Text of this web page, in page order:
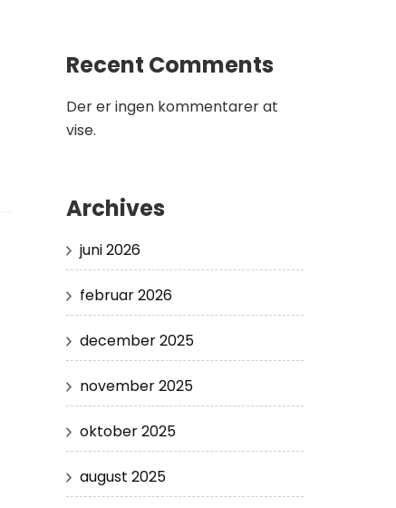
Recent Comments
Der er ingen kommentarer at
vise.
Archives
juni 2026
februar 2026
december 2025
november 2025
oktober 2025
august 2025